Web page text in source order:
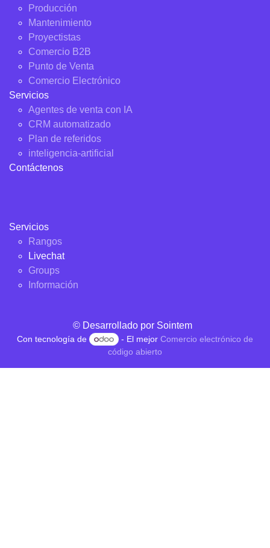
Producción
Mantenimiento
Proyectistas
Comercio B2B
Punto de Venta
Comercio Electrónico
Servicios
Agentes de venta con IA
CRM automatizado
Plan de referidos
inteligencia-artificial
Contáctenos
Servicios
Rangos
Livechat
Groups
Información
© Desarrollado por Sointem
Con tecnología de - El mejor Comercio electrónico de
código abierto